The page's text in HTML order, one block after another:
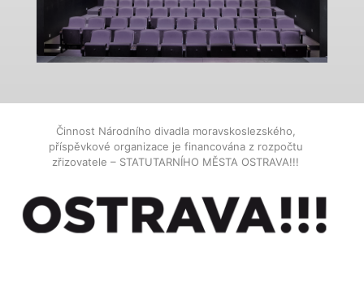
Činnost Národního divadla moravskoslezského,
příspěvkové organizace je financována z rozpočtu
zřizovatele – STATUTARNÍHO MĚSTA OSTRAVA!!!